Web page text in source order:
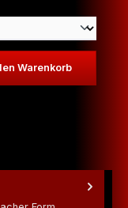
Warenkorb